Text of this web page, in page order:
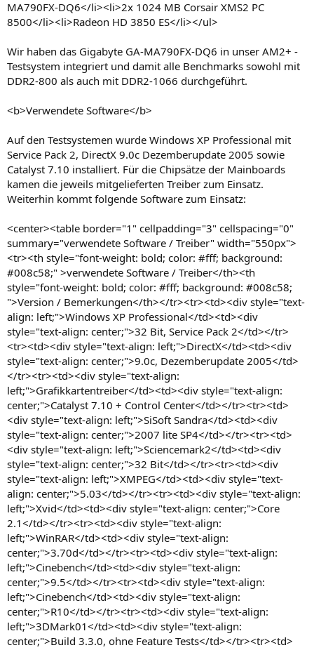
MA790FX-DQ6</li><li>2x 1024 MB Corsair XMS2 PC
8500</li><li>Radeon HD 3850 ES</li></ul>
Wir haben das Gigabyte GA-MA790FX-DQ6 in unser AM2+ -
Testsystem integriert und damit alle Benchmarks sowohl mit
DDR2-800 als auch mit DDR2-1066 durchgeführt.
<b>Verwendete Software</b>
Auf den Testsystemen wurde Windows XP Professional mit
Service Pack 2, DirectX 9.0c Dezemberupdate 2005 sowie
Catalyst 7.10 installiert. Für die Chipsätze der Mainboards
kamen die jeweils mitgelieferten Treiber zum Einsatz.
Weiterhin kommt folgende Software zum Einsatz:
<center><table border="1" cellpadding="3" cellspacing="0"
summary="verwendete Software / Treiber" width="550px">
<tr><th style="font-weight: bold; color: #fff; background:
#008c58;" >verwendete Software / Treiber</th><th
style="font-weight: bold; color: #fff; background: #008c58;
">Version / Bemerkungen</th></tr><tr><td><div style="text-
align: left;">Windows XP Professional</td><td><div
style="text-align: center;">32 Bit, Service Pack 2</td></tr>
<tr><td><div style="text-align: left;">DirectX</td><td><div
style="text-align: center;">9.0c, Dezemberupdate 2005</td>
</tr><tr><td><div style="text-align:
left;">Grafikkartentreiber</td><td><div style="text-align:
center;">Catalyst 7.10 + Control Center</td></tr><tr><td>
<div style="text-align: left;">SiSoft Sandra</td><td><div
style="text-align: center;">2007 lite SP4</td></tr><tr><td>
<div style="text-align: left;">Sciencemark2</td><td><div
style="text-align: center;">32 Bit</td></tr><tr><td><div
style="text-align: left;">XMPEG</td><td><div style="text-
align: center;">5.03</td></tr><tr><td><div style="text-align:
left;">Xvid</td><td><div style="text-align: center;">Core
2.1</td></tr><tr><td><div style="text-align:
left;">WinRAR</td><td><div style="text-align:
center;">3.70d</td></tr><tr><td><div style="text-align:
left;">Cinebench</td><td><div style="text-align:
center;">9.5</td></tr><tr><td><div style="text-align:
left;">Cinebench</td><td><div style="text-align:
center;">R10</td></tr><tr><td><div style="text-align:
left;">3DMark01</td><td><div style="text-align:
center;">Build 3.3.0, ohne Feature Tests</td></tr><tr><td>